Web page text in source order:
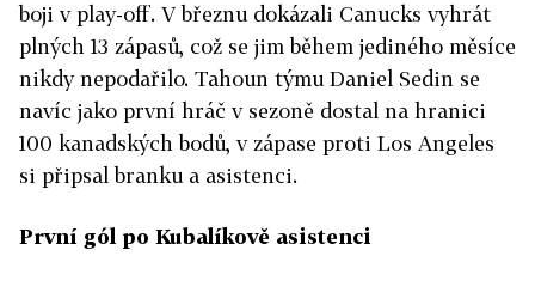
boji v play-off. V březnu dokázali Canucks vyhrát
plných 13 zápasů, což se jim během jediného měsíce
nikdy nepodařilo. Tahoun týmu Daniel Sedin se
navíc jako první hráč v sezoně dostal na hranici
100 kanadských bodů, v zápase proti Los Angeles
si připsal branku a asistenci.
První gól po Kubalíkově asistenci